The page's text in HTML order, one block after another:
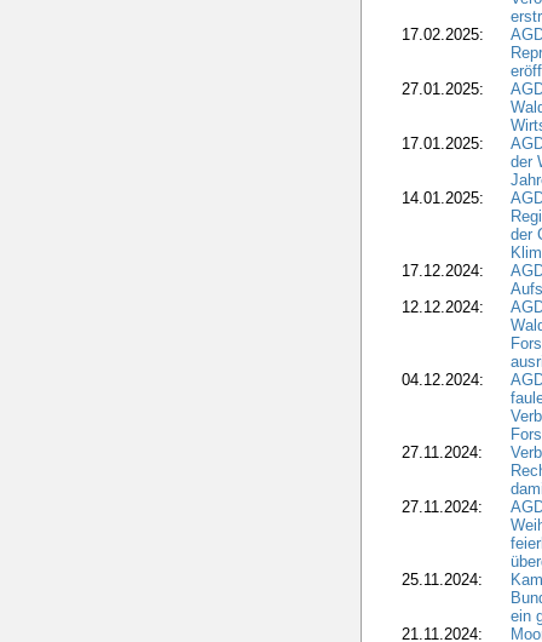
17.02.2025:
27.01.2025:
17.01.2025:
der
14.01.2025:
der
17.12.2024:
12.12.2024:
04.12.2024:
27.11.2024:
27.11.2024:
25.11.2024:
ein
21.11.2024: